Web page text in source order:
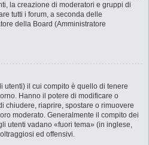
la creazione di moderatori e gruppi di
tutti i forum, a seconda delle
della Board (Amministratore
utenti) il cui compito è quello di tenere
Hanno il potere di modificare o
chiudere, riaprire, spostare o rimuovere
moderato. Generalmente il compito dei
utenti vadano «fuori tema» (in inglese,
ed offensivi.